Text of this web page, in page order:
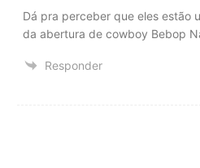
Dá pra perceber que eles estão
da abertura de cowboy Bebop
Responder